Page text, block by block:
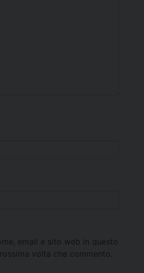
email e sito web in questo
volta che commento.